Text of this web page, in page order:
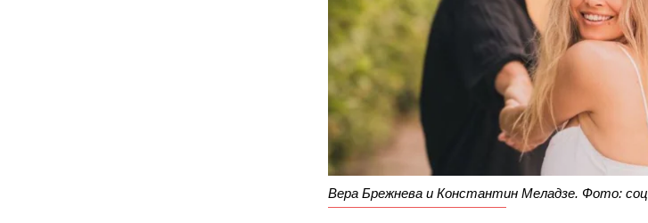
Вера Брежнева и Константин Меладзе. Фото: